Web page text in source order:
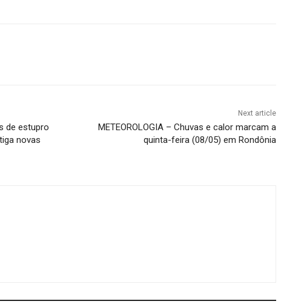
de estupro
novas
Next article
METEOROLOGIA – Chuvas e calor marcam a
quinta-feira (08/05) em Rondônia